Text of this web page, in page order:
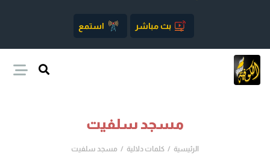
بث مباشر استمع
مسجد سلفيت
الرئيسية كلمات دلالية مسجد سلفيت